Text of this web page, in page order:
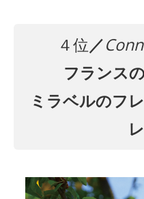
４位／
フランス
ミラベルのフ